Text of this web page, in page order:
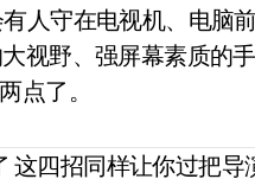
人守在电视机、电脑
视野、强屏幕素质的
点了。